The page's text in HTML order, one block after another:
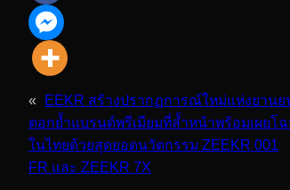
«
EEKR สร้างปรากฏการณ์ใหม่แห่งยาน
ตอกย้ำแบรนด์พรีเมียมที่ล้ำหน้าพร้อมเผยโ
ในไทยด้วยสุดยอดนวัตกรรม ZEEKR 001
FR และ ZEEKR 7X